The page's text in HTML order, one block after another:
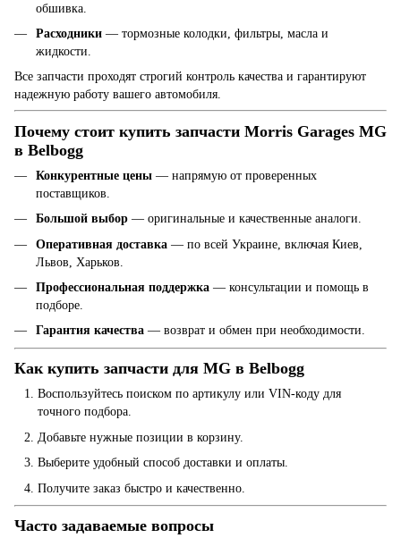
обшивка.
Расходники — тормозные колодки, фильтры, масла и
жидкости.
Все запчасти проходят строгий контроль качества и гарантируют
надежную работу вашего автомобиля.
Почему стоит купить запчасти Morris Garages MG
в Belbogg
Конкурентные цены — напрямую от проверенных
поставщиков.
Большой выбор — оригинальные и качественные аналоги.
Оперативная доставка — по всей Украине, включая Киев,
Львов, Харьков.
Профессиональная поддержка — консультации и помощь в
подборе.
Гарантия качества — возврат и обмен при необходимости.
Как купить запчасти для MG в Belbogg
Воспользуйтесь поиском по артикулу или VIN-коду для
точного подбора.
Добавьте нужные позиции в корзину.
Выберите удобный способ доставки и оплаты.
Получите заказ быстро и качественно.
Часто задаваемые вопросы